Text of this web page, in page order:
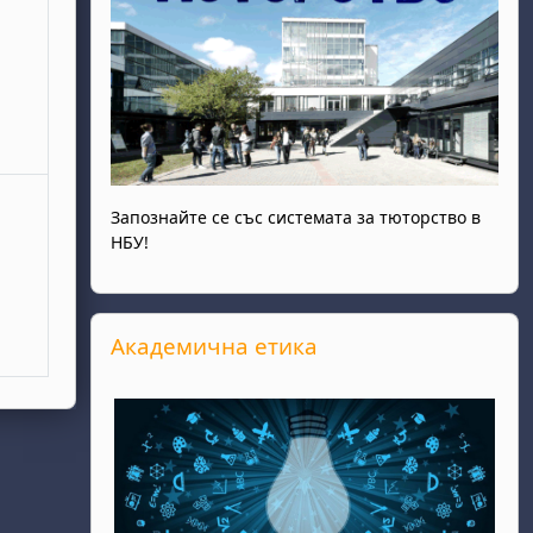
Запознайте се със системата за тюторство в
НБУ!
Прескочи Академична етика
Академична етика